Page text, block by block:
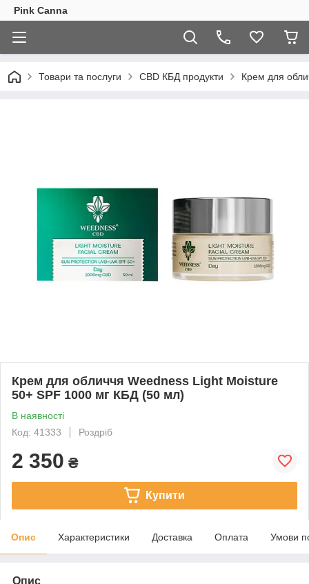
Pink Canna
Товари та послуги CBD КБД продукти Крем для
Крем для обличчя Weedness Light Moisture
50+ SPF 1000 мг КБД (50 мл)
В наявності
Код: 41333
Роздріб
2 350 ₴
Купити
Опис Характеристики Доставка Оплата Умови
Опис